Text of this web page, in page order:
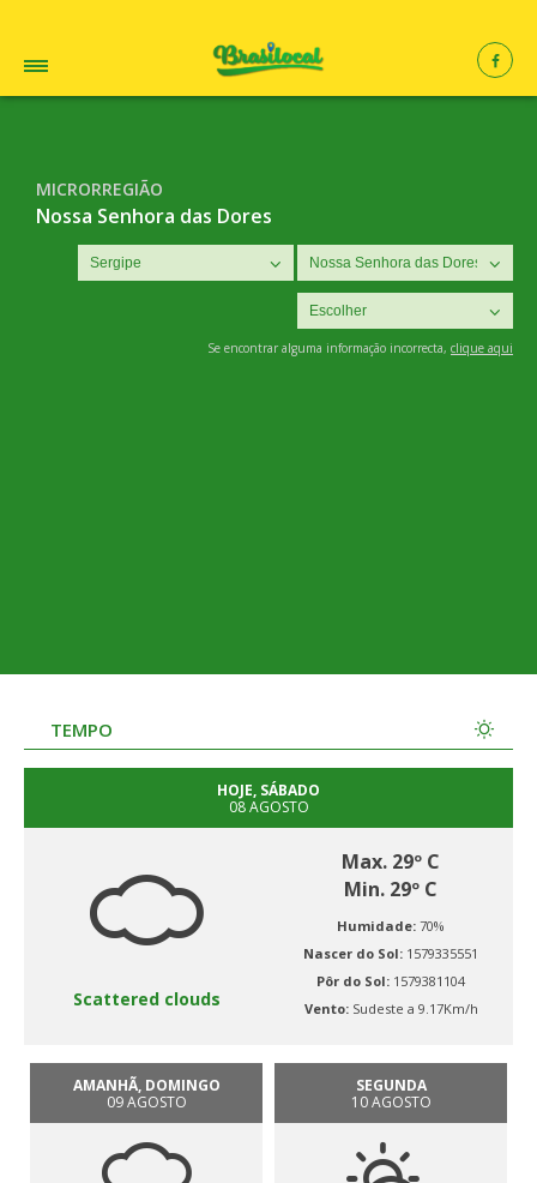
MICRORREGIÃO
Nossa Senhora das Dores
Se encontrar alguma informação incorrecta, clique aqui
TEMPO
HOJE, SÁBADO
08 AGOSTO
Scattered clouds
Max. 29º C
Min. 29º C
Humidade: 70%
Nascer do Sol: 1579335551
Pôr do Sol: 1579381104
Vento: Sudeste a 9.17Km/h
AMANHÃ, DOMINGO
09 AGOSTO
SEGUNDA
10 AGOSTO